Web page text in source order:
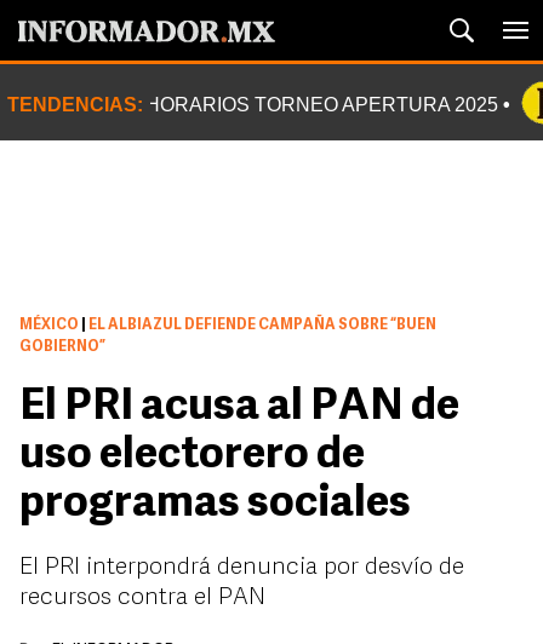
TENDENCIAS: HORARIOS TORNEO APERTURA 2025
MÉXICO
EL ALBIAZUL DEFIENDE CAMPAÑA SOBRE “BUEN
GOBIERNO”
El PRI acusa al PAN de
uso electorero de
programas sociales
El PRI interpondrá denuncia por desvío de
recursos contra el PAN